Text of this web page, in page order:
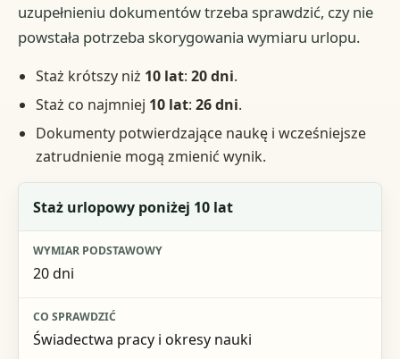
uzupełnieniu dokumentów trzeba sprawdzić, czy nie
powstała potrzeba skorygowania wymiaru urlopu.
Staż krótszy niż 10 lat: 20 dni.
Staż co najmniej 10 lat: 26 dni.
Dokumenty potwierdzające naukę i wcześniejsze
zatrudnienie mogą zmienić wynik.
Sytuacja
Wymiar podstawowy
Ryzyko pomyłki
Staż urlopowy poniżej 10 lat
20 dni
Świadectwa pracy i okresy nauki